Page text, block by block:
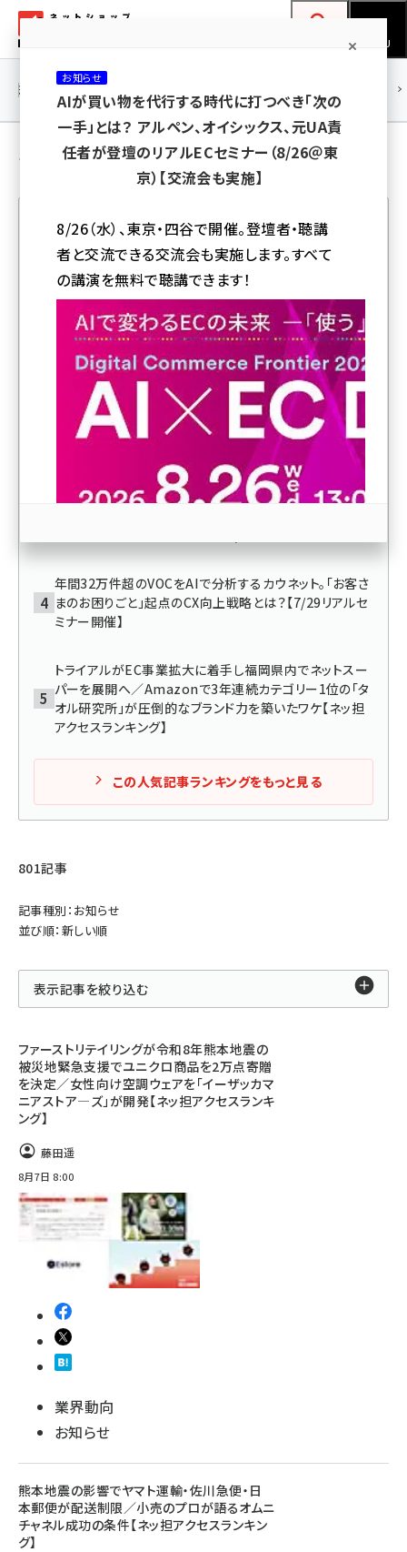
ン
ネットショップ担当者フォーラム
MENU
yahoo (1910)
楽天 (1878)
アスクル (1126)
base (1085)
ビィ・フォアード (786)
revico (746)
連載・特集 |
お知らせ の 記事
人気記事ランキング
大手が攻めない市場で勝つ！ ニッチ特化と徹底した顧客
志向で成長し続けるEC戦略とは【7/29リアルセミナー開
熊本地震の影響でヤマト運輸・佐川急便・日本郵便が配
送制限／小売のプロが語るオムニチャネル成功の条件
エージェンティックコマースへの備え、売上拡大と効率化
年間32万件超のVOCをAIで分析するカウネット。「お客さ
まのお困りごと」起点のCX向上戦略とは？【7/29リアルセ
ミナー開催】
トライアルがEC事業拡大に着手し福岡県内でネットスー
パーを展開へ／Amazonで3年連続カテゴリー1位の「タ
オル研究所」が圧倒的なブランド力を築いたワケ【ネッ担
アクセスランキング】
この人気記事ランキングをもっと見る
801記事
記事種別：お知らせ
並び順：新しい順
表示記事を絞り込む
ファーストリテイリングが令和8年熊本地震の
被災地緊急支援でユニクロ商品を2万点寄贈
を決定／女性向け空調ウェアを「イーザッカマ
ニアストア―ズ」が開発【ネッ担アクセスランキ
ング】
藤田遥
8月7日 8:00
業界動向
お知らせ
熊本地震の影響でヤマト運輸・佐川急便・日
本郵便が配送制限／小売のプロが語るオムニ
チャネル成功の条件【ネッ担アクセスランキン
グ】
お知らせ
AIが買い物を代行する時代に打つべき「次の
一手」とは？ アルペン、オイシックス、元UA責
任者が登壇のリアルECセミナー（8/26＠東
京）【交流会も実施】
8/26（水）、東京・四谷で開催。登壇者・聴講
者と交流できる交流会も実施します。すべて
の講演を無料で聴講できます！
参加登録はこちら↑